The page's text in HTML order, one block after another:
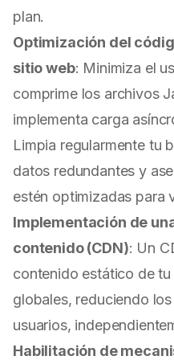
plan.
Optimización del
sitio web: Minimiza el
comprime los archivos
implementa carga
Limpia regularmente tu
datos redundantes y
estén optimizadas para
Implementación de
contenido (CDN): Un
contenido estático de
globales, reduciendo
usuarios,
Habilitación de